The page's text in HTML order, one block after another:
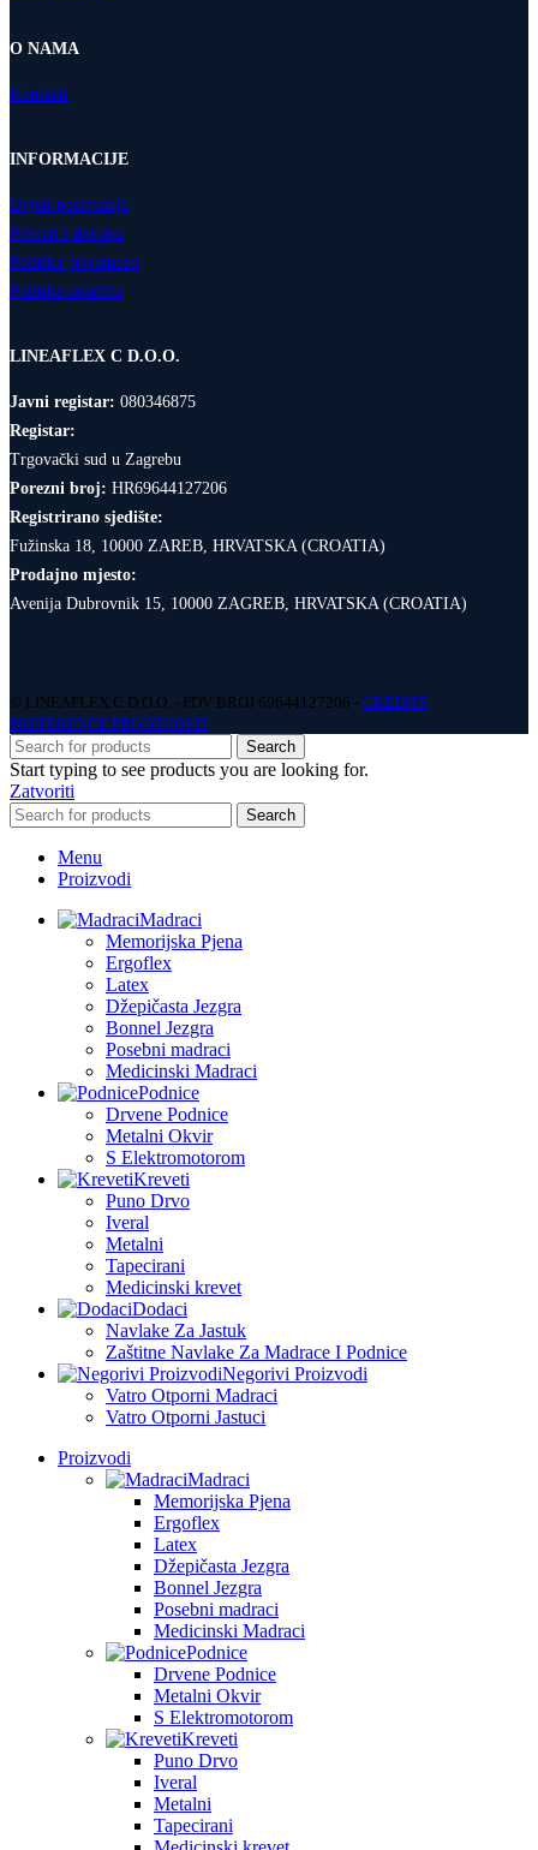
O NAMA
Kontakti
INFORMACIJE
Uvjeti poslovanja
Povrati i dostava
Politika privatnosti
Politika kolačića
LINEAFLEX C D.O.O.
Javni registar: 080346875
Registar:
Trgovački sud u Zagrebu
Porezni broj: HR69644127206
Registrirano sjedište:
Fužinska 18, 10000 ZAREB, HRVATSKA (CROATIA)
Prodajno mjesto:
Avenija Dubrovnik 15, 10000 ZAGREB, HRVATSKA (CROATIA)
© LINEAFLEX C D.O.O. - PDV BROJ 69644127206 - CREDITS
PREFERENCE PRIVATNOSTI
Search
Start typing to see products you are looking for.
Zatvoriti
Search
Menu
Proizvodi
Madraci
Memorijska Pjena
Ergoflex
Latex
Džepičasta Jezgra
Bonnel Jezgra
Posebni madraci
Medicinski Madraci
Podnice
Drvene Podnice
Metalni Okvir
S Elektromotorom
Kreveti
Puno Drvo
Iveral
Metalni
Tapecirani
Medicinski krevet
Dodaci
Navlake Za Jastuk
Zaštitne Navlake Za Madrace I Podnice
Negorivi Proizvodi
Vatro Otporni Madraci
Vatro Otporni Jastuci
Proizvodi
Madraci
Memorijska Pjena
Ergoflex
Latex
Džepičasta Jezgra
Bonnel Jezgra
Posebni madraci
Medicinski Madraci
Podnice
Drvene Podnice
Metalni Okvir
S Elektromotorom
Kreveti
Puno Drvo
Iveral
Metalni
Tapecirani